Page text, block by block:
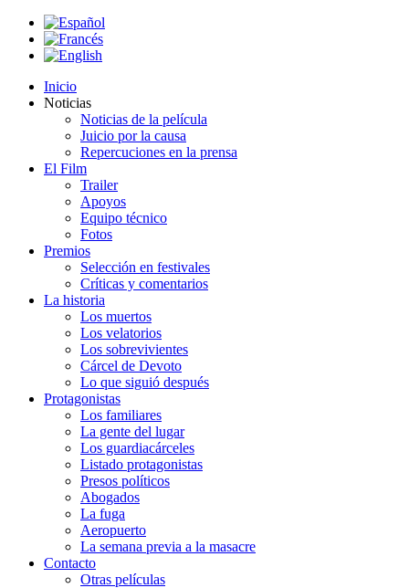
Inicio
Noticias
Noticias de la película
Juicio por la causa
Repercuciones en la prensa
El Film
Trailer
Apoyos
Equipo técnico
Fotos
Premios
Selección en festivales
Críticas y comentarios
La historia
Los muertos
Los velatorios
Los sobrevivientes
Cárcel de Devoto
Lo que siguió después
Protagonistas
Los familiares
La gente del lugar
Los guardiacárceles
Listado protagonistas
Presos políticos
Abogados
La fuga
Aeropuerto
La semana previa a la masacre
Contacto
Otras películas